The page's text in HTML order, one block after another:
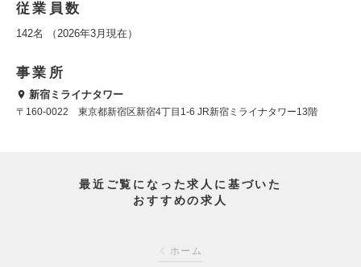
従業員数
142名 （2026年3月現在）
事業所
新宿ミライナタワー
〒160-0022 東京都新宿区新宿4丁目1-6 JR新宿ミライナタワー13階
最近ご覧になった求人に基づいた
おすすめの求人
ホーム